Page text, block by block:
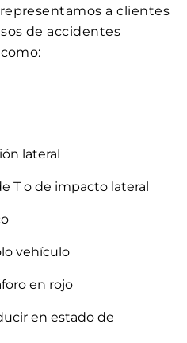
a clientes
de accidentes
lateral
T o de impacto lateral
vehículo
en rojo
en estado de